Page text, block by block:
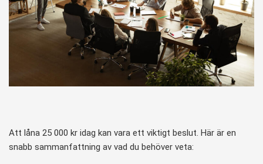
Att låna 25 000 kr idag kan vara ett viktigt beslut. Här är en
snabb sammanfattning av vad du behöver veta: